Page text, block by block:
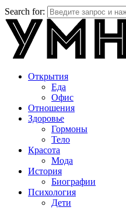
Search for:
Открытия
Еда
Офис
Отношения
Здоровье
Гормоны
Тело
Красота
Мода
История
Биографии
Психология
Дети